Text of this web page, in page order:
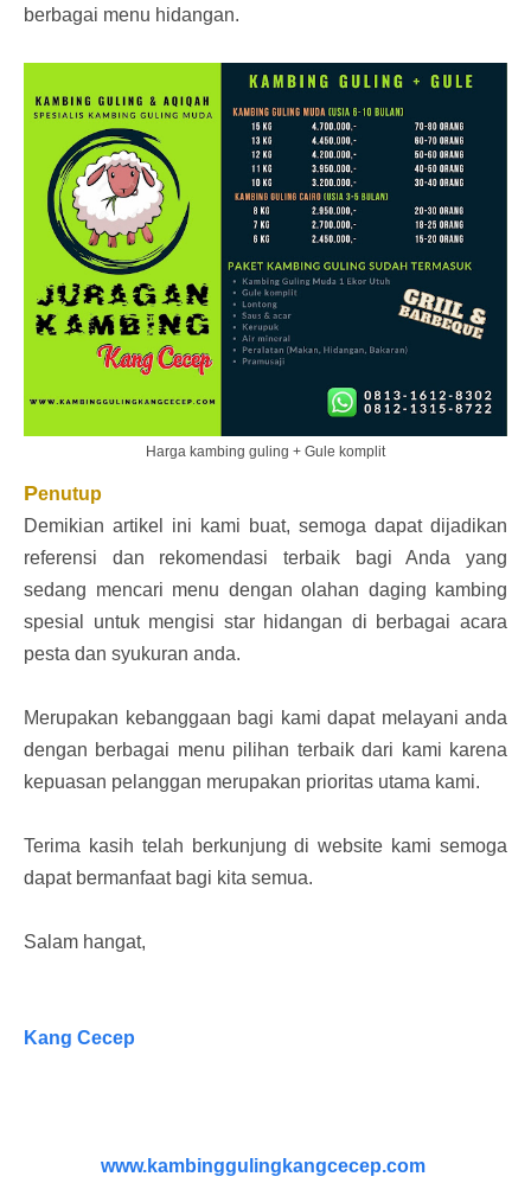
berbagai menu hidangan.
Harga kambing guling + Gule komplit
Penutup
Demikian artikel ini kami buat, semoga dapat dijadikan
referensi dan rekomendasi terbaik bagi Anda yang
sedang mencari menu dengan olahan daging kambing
spesial untuk mengisi star hidangan di berbagai acara
pesta dan syukuran anda.
Merupakan kebanggaan bagi kami dapat melayani anda
dengan berbagai menu pilihan terbaik dari kami karena
kepuasan pelanggan merupakan prioritas utama kami.
Terima kasih telah berkunjung di website kami semoga
dapat bermanfaat bagi kita semua.
Salam hangat,
Kang Cecep
www.kambinggulingkangcecep.com